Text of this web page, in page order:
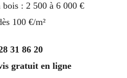
bois : 2 500 à 6 000 €
100 €/m²
31 86 20
gratuit en ligne